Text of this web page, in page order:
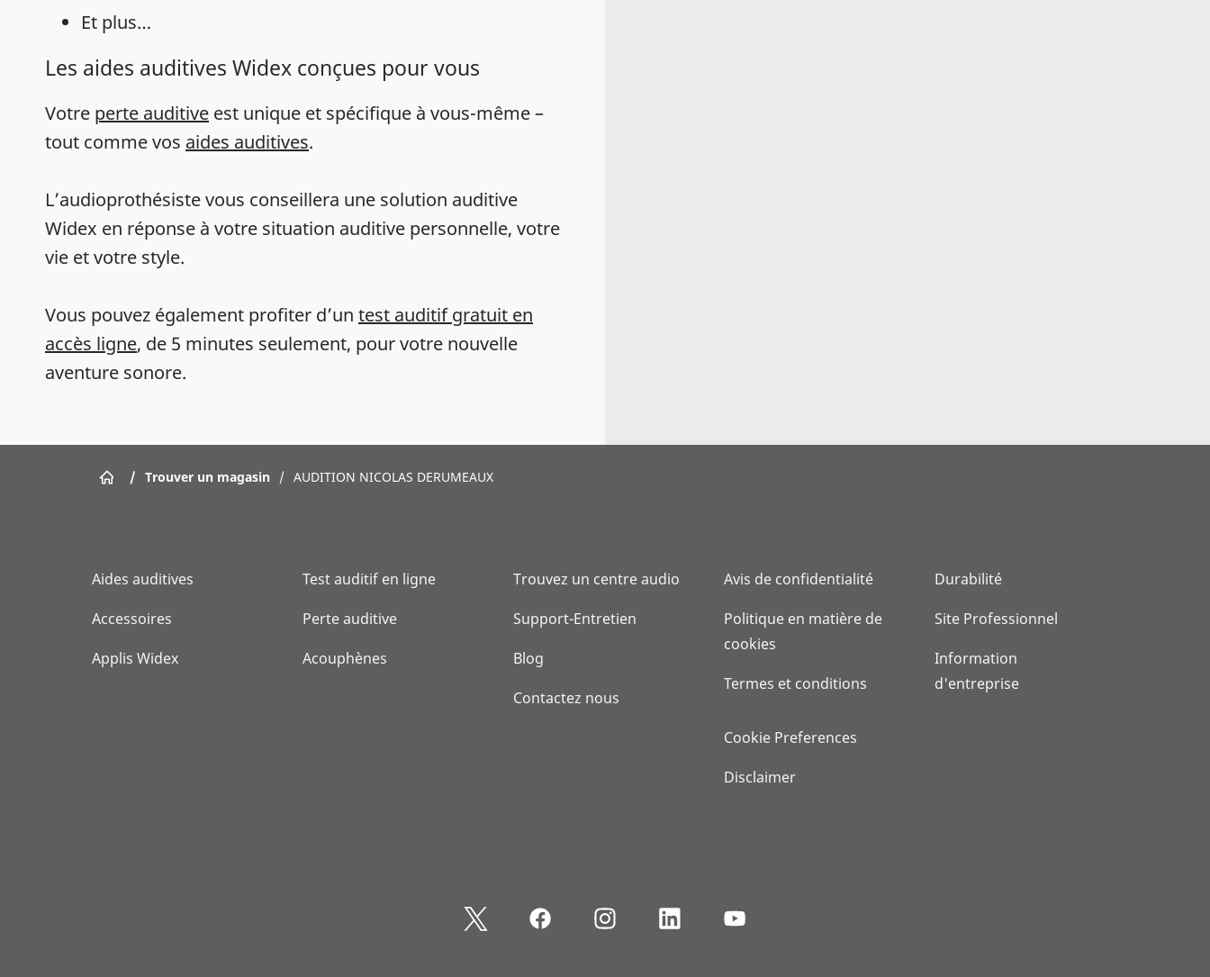
Et plus…
Les aides auditives Widex conçues pour vous
Votre perte auditive est unique et spécifique à vous-même –
tout comme vos aides auditives.
L’audioprothésiste vous conseillera une solution auditive
Widex en réponse à votre situation auditive personnelle, votre
vie et votre style.
Vous pouvez également profiter d’un test auditif gratuit en
accès ligne, de 5 minutes seulement, pour votre nouvelle
aventure sonore.
/ Trouver un magasin / AUDITION NICOLAS DERUMEAUX
Aides auditives
Accessoires
Applis Widex
Test auditif en ligne
Perte auditive
Acouphènes
Trouvez un centre audio
Support-Entretien
Blog
Contactez nous
Avis de confidentialité
Politique en matière de
cookies
Termes et conditions
Cookie Preferences
Disclaimer
Durabilité
Site Professionnel
Information
d'entreprise